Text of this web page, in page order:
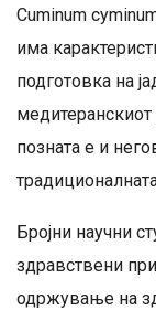
Cuminum
има
подготовка на
медитеранскиот
позната е и
Бројни научни
здравствени
одржување на